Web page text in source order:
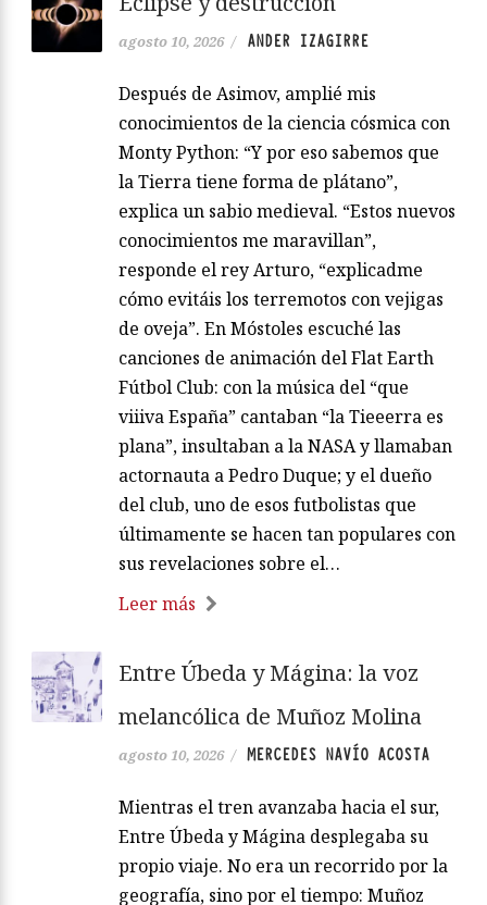
agosto 10, 2026 / ANDER IZAGIRRE
Después de Asimov, amplié mis
conocimientos de la ciencia cósmica con
Monty Python: “Y por eso sabemos que
la Tierra tiene forma de plátano”,
explica un sabio medieval. “Estos nuevos
conocimientos me maravillan”,
responde el rey Arturo, “explicadme
cómo evitáis los terremotos con vejigas
de oveja”. En Móstoles escuché las
canciones de animación del Flat Earth
Fútbol Club: con la música del “que
viiiva España” cantaban “la Tieeerra es
plana”, insultaban a la NASA y llamaban
actornauta a Pedro Duque; y el dueño
del club, uno de esos futbolistas que
últimamente se hacen tan populares con
sus revelaciones sobre el…
Leer más
Entre Úbeda y Mágina: la voz
melancólica de Muñoz Molina
agosto 10, 2026 / MERCEDES NAVÍO ACOSTA
Mientras el tren avanzaba hacia el sur,
Entre Úbeda y Mágina desplegaba su
propio viaje. No era un recorrido por la
geografía, sino por el tiempo: Muñoz